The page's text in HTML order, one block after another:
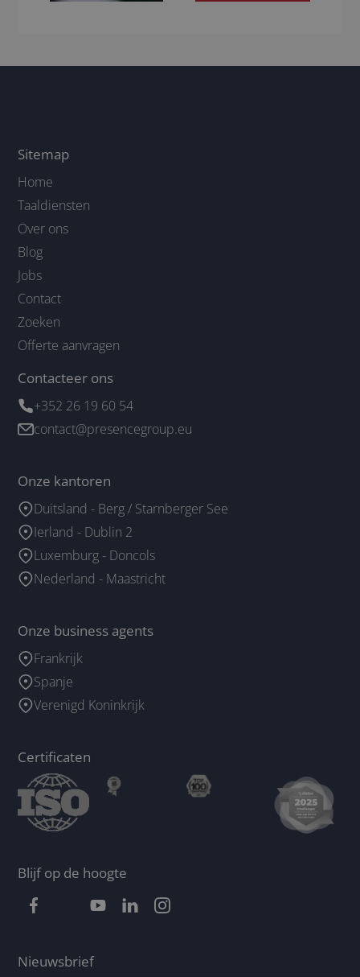
Sitemap
Home
Taaldiensten
Over ons
Blog
Jobs
Contact
Zoeken
Offerte aanvragen
Contacteer ons
+352 26 19 60 54
contact@presencegroup.eu
Onze kantoren
Duitsland - Berg / Starnberger See
Ierland - Dublin 2
Luxemburg - Doncols
Nederland - Maastricht
Onze business agents
Frankrijk
Spanje
Verenigd Koninkrijk
Certificaten
Blijf op de hoogte
Nieuwsbrief